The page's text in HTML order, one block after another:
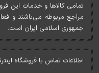
تمامی کالاها و خدمات اين
مراجع مربوطه می‌باشند و
جمهوری اسلامی ايران است.
اطلاعات تماس با فروشگاه